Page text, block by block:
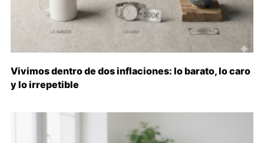
Vivimos dentro de dos inflaciones: lo barato, lo caro
y lo irrepetible